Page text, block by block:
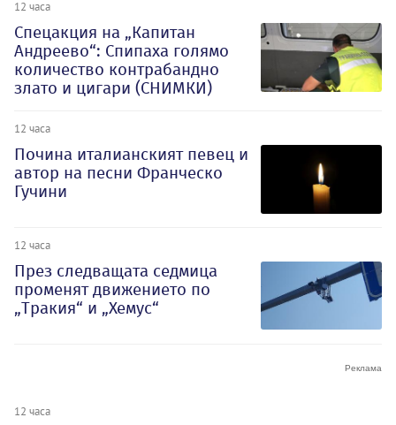
12 часа
Спецакция на „Капитан
Андреево“: Спипаха голямо
количество контрабандно
злато и цигари (СНИМКИ)
12 часа
Почина италианският певец и
автор на песни Франческо
Гучини
12 часа
През следващата седмица
променят движението по
„Тракия“ и „Хемус“
12 часа